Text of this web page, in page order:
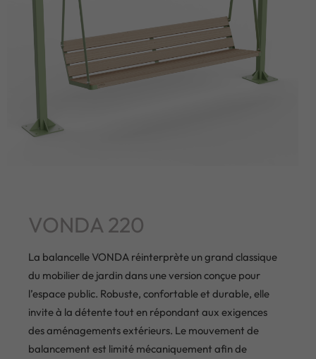
VONDA 220
La balancelle VONDA réinterprète un grand classique
du mobilier de jardin dans une version conçue pour
l’espace public. Robuste, confortable et durable, elle
invite à la détente tout en répondant aux exigences
des aménagements extérieurs. Le mouvement de
balancement est limité mécaniquement afin de